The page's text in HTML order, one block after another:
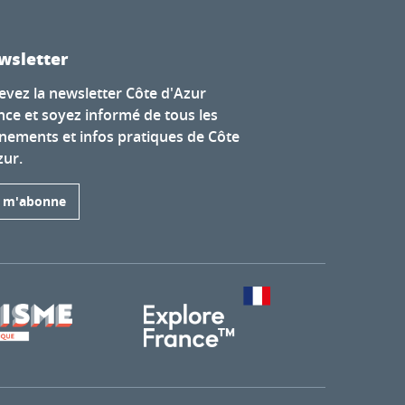
la newsletter Côte d'Azur
et soyez informé de tous les
et infos pratiques de Côte
m'abonne